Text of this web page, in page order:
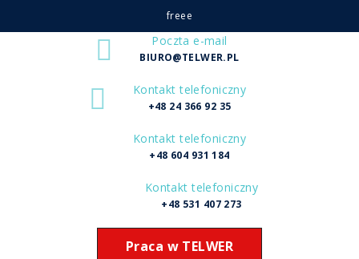
freee
Poczta e-mail
BIURO@TELWER.PL
Kontakt telefoniczny
+48 24 366 92 35
Kontakt telefoniczny
+48 604 931 184
Kontakt telefoniczny
+48 531 407 273
Praca w TELWER